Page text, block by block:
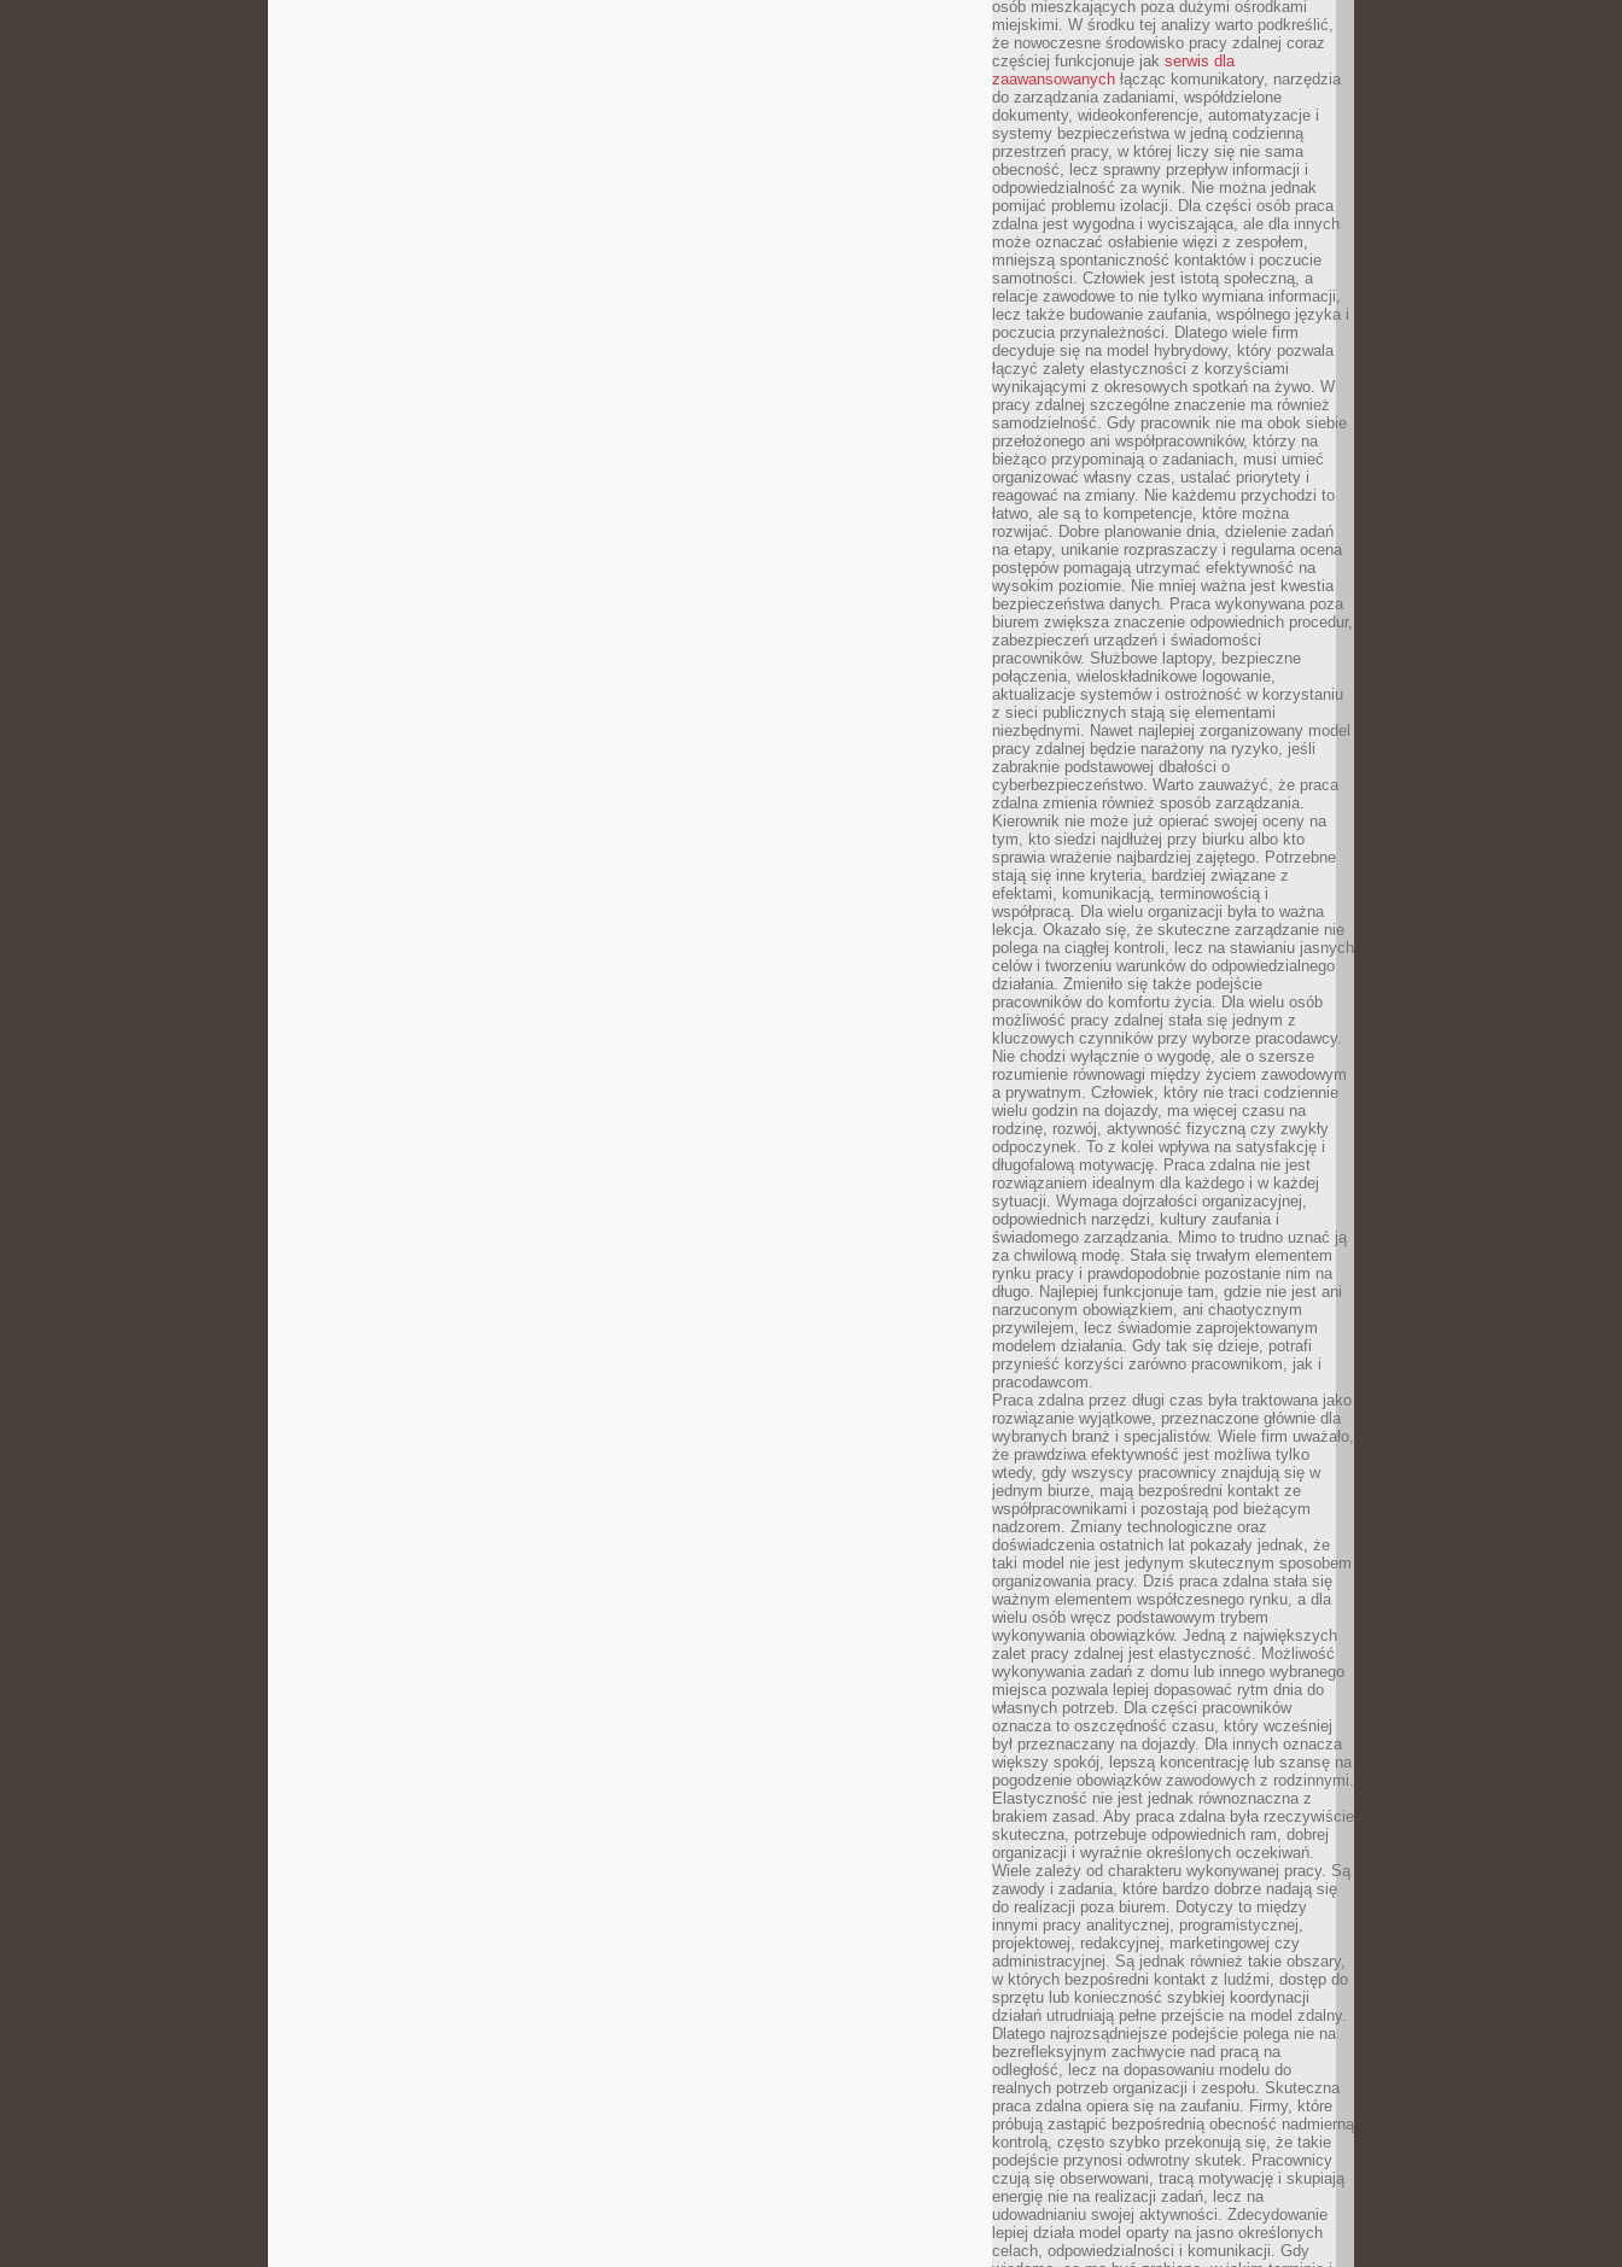
osób mieszkających poza dużymi ośrodkami
miejskimi. W środku tej analizy warto podkreślić,
że nowoczesne środowisko pracy zdalnej coraz
częściej funkcjonuje jak serwis dla
zaawansowanych łącząc komunikatory, narzędzia
do zarządzania zadaniami, współdzielone
dokumenty, wideokonferencje, automatyzacje i
systemy bezpieczeństwa w jedną codzienną
przestrzeń pracy, w której liczy się nie sama
obecność, lecz sprawny przepływ informacji i
odpowiedzialność za wynik. Nie można jednak
pomijać problemu izolacji. Dla części osób praca
zdalna jest wygodna i wyciszająca, ale dla innych
może oznaczać osłabienie więzi z zespołem,
mniejszą spontaniczność kontaktów i poczucie
samotności. Człowiek jest istotą społeczną, a
relacje zawodowe to nie tylko wymiana informacji,
lecz także budowanie zaufania, wspólnego języka i
poczucia przynależności. Dlatego wiele firm
decyduje się na model hybrydowy, który pozwala
łączyć zalety elastyczności z korzyściami
wynikającymi z okresowych spotkań na żywo. W
pracy zdalnej szczególne znaczenie ma również
samodzielność. Gdy pracownik nie ma obok siebie
przełożonego ani współpracowników, którzy na
bieżąco przypominają o zadaniach, musi umieć
organizować własny czas, ustalać priorytety i
reagować na zmiany. Nie każdemu przychodzi to
łatwo, ale są to kompetencje, które można
rozwijać. Dobre planowanie dnia, dzielenie zadań
na etapy, unikanie rozpraszaczy i regularna ocena
postępów pomagają utrzymać efektywność na
wysokim poziomie. Nie mniej ważna jest kwestia
bezpieczeństwa danych. Praca wykonywana poza
biurem zwiększa znaczenie odpowiednich procedur,
zabezpieczeń urządzeń i świadomości
pracowników. Służbowe laptopy, bezpieczne
połączenia, wieloskładnikowe logowanie,
aktualizacje systemów i ostrożność w korzystaniu
z sieci publicznych stają się elementami
niezbędnymi. Nawet najlepiej zorganizowany model
pracy zdalnej będzie narażony na ryzyko, jeśli
zabraknie podstawowej dbałości o
cyberbezpieczeństwo. Warto zauważyć, że praca
zdalna zmienia również sposób zarządzania.
Kierownik nie może już opierać swojej oceny na
tym, kto siedzi najdłużej przy biurku albo kto
sprawia wrażenie najbardziej zajętego. Potrzebne
stają się inne kryteria, bardziej związane z
efektami, komunikacją, terminowością i
współpracą. Dla wielu organizacji była to ważna
lekcja. Okazało się, że skuteczne zarządzanie nie
polega na ciągłej kontroli, lecz na stawianiu jasnych
celów i tworzeniu warunków do odpowiedzialnego
działania. Zmieniło się także podejście
pracowników do komfortu życia. Dla wielu osób
możliwość pracy zdalnej stała się jednym z
kluczowych czynników przy wyborze pracodawcy.
Nie chodzi wyłącznie o wygodę, ale o szersze
rozumienie równowagi między życiem zawodowym
a prywatnym. Człowiek, który nie traci codziennie
wielu godzin na dojazdy, ma więcej czasu na
rodzinę, rozwój, aktywność fizyczną czy zwykły
odpoczynek. To z kolei wpływa na satysfakcję i
długofalową motywację. Praca zdalna nie jest
rozwiązaniem idealnym dla każdego i w każdej
sytuacji. Wymaga dojrzałości organizacyjnej,
odpowiednich narzędzi, kultury zaufania i
świadomego zarządzania. Mimo to trudno uznać ją
za chwilową modę. Stała się trwałym elementem
rynku pracy i prawdopodobnie pozostanie nim na
długo. Najlepiej funkcjonuje tam, gdzie nie jest ani
narzuconym obowiązkiem, ani chaotycznym
przywilejem, lecz świadomie zaprojektowanym
modelem działania. Gdy tak się dzieje, potrafi
przynieść korzyści zarówno pracownikom, jak i
pracodawcom.
Praca zdalna przez długi czas była traktowana jako
rozwiązanie wyjątkowe, przeznaczone głównie dla
wybranych branż i specjalistów. Wiele firm uważało,
że prawdziwa efektywność jest możliwa tylko
wtedy, gdy wszyscy pracownicy znajdują się w
jednym biurze, mają bezpośredni kontakt ze
współpracownikami i pozostają pod bieżącym
nadzorem. Zmiany technologiczne oraz
doświadczenia ostatnich lat pokazały jednak, że
taki model nie jest jedynym skutecznym sposobem
organizowania pracy. Dziś praca zdalna stała się
ważnym elementem współczesnego rynku, a dla
wielu osób wręcz podstawowym trybem
wykonywania obowiązków. Jedną z największych
zalet pracy zdalnej jest elastyczność. Możliwość
wykonywania zadań z domu lub innego wybranego
miejsca pozwala lepiej dopasować rytm dnia do
własnych potrzeb. Dla części pracowników
oznacza to oszczędność czasu, który wcześniej
był przeznaczany na dojazdy. Dla innych oznacza
większy spokój, lepszą koncentrację lub szansę na
pogodzenie obowiązków zawodowych z rodzinnymi.
Elastyczność nie jest jednak równoznaczna z
brakiem zasad. Aby praca zdalna była rzeczywiście
skuteczna, potrzebuje odpowiednich ram, dobrej
organizacji i wyraźnie określonych oczekiwań.
Wiele zależy od charakteru wykonywanej pracy. Są
zawody i zadania, które bardzo dobrze nadają się
do realizacji poza biurem. Dotyczy to między
innymi pracy analitycznej, programistycznej,
projektowej, redakcyjnej, marketingowej czy
administracyjnej. Są jednak również takie obszary,
w których bezpośredni kontakt z ludźmi, dostęp do
sprzętu lub konieczność szybkiej koordynacji
działań utrudniają pełne przejście na model zdalny.
Dlatego najrozsądniejsze podejście polega nie na
bezrefleksyjnym zachwycie nad pracą na
odległość, lecz na dopasowaniu modelu do
realnych potrzeb organizacji i zespołu. Skuteczna
praca zdalna opiera się na zaufaniu. Firmy, które
próbują zastąpić bezpośrednią obecność nadmierną
kontrolą, często szybko przekonują się, że takie
podejście przynosi odwrotny skutek. Pracownicy
czują się obserwowani, tracą motywację i skupiają
energię nie na realizacji zadań, lecz na
udowadnianiu swojej aktywności. Zdecydowanie
lepiej działa model oparty na jasno określonych
celach, odpowiedzialności i komunikacji. Gdy